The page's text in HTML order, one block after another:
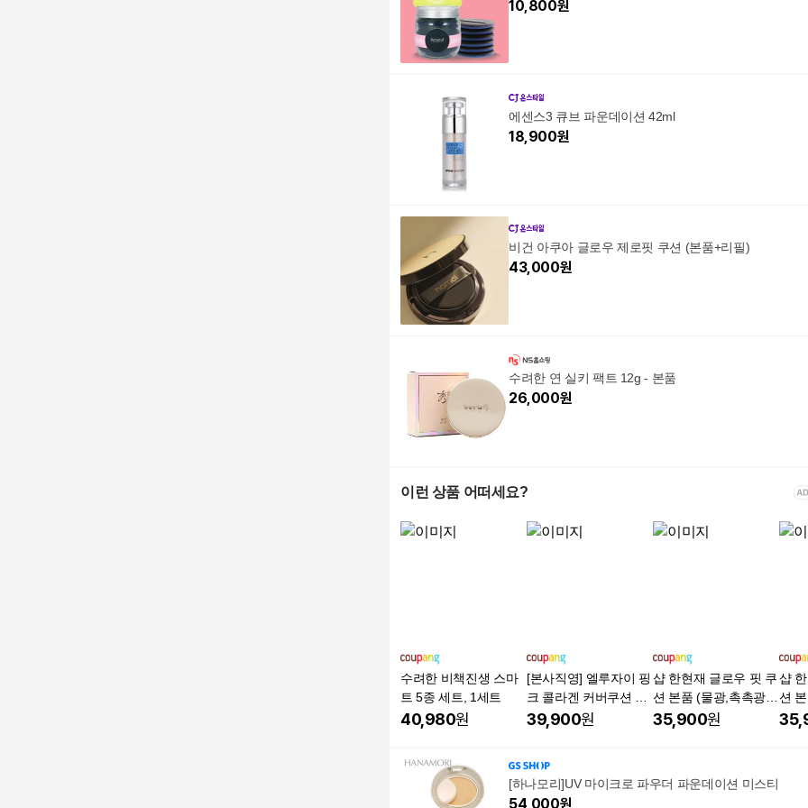
10,800원
에센스3 큐브 파운데이션 42ml
18,900원
비건 아쿠아 글로우 제로핏 쿠션 (본품+리필)
43,000원
수려한 연 실키 팩트 12g - 본품
26,000원
이런 상품 어떠세요?
수려한 비책진생 스마
트 5종 세트, 1세트
40,980원
[본사직영] 엘루자이 핑
크 콜라겐 커버쿠션 SP
F50+ PA++++ (21호/23
39,900원
샵 한현재 글로우 핏 쿠
션 본품 (물광,촉촉광
채,수분볼륨,SPF40 PA
35,900원
샵
션
채,
[하나모리]UV 마이크로 파우더 파운데이션 미스티
54,000원